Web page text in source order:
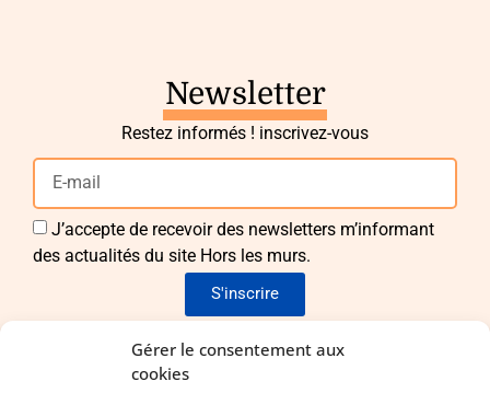
Gérer le consentement aux
cookies
Newsletter
Restez informés ! inscrivez-vous
J’accepte de recevoir des newsletters m’informant
des actualités du site Hors les murs.
S'inscrire
Envie de nous rejoindre ?